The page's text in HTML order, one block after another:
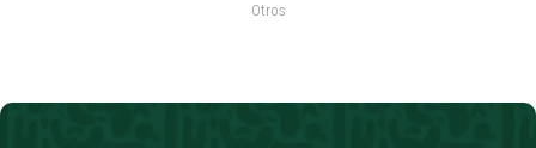
Otros